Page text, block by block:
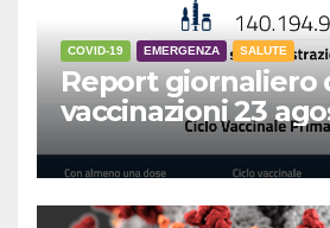
COVID-19 EMERGENZA SALUTE
Report giornaliero
vaccinazioni 23